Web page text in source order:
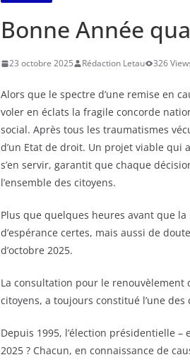
Bonne Année
23 octobre 2025 Rédaction Letau 326
Alors que le spectre d’une remise en
voler en éclats la fragile concorde
social. Après tous les traumatismes
d’un Etat de droit. Un projet viable qui
s’en servir, garantit que chaque
l’ensemble des citoyens.
Plus que quelques heures avant que la
d’espérance certes, mais aussi de
d’octobre 2025.
La consultation pour le
citoyens, a toujours constitué l’une
Depuis 1995, l’élection présidentielle
2025 ? Chacun, en connaissance de